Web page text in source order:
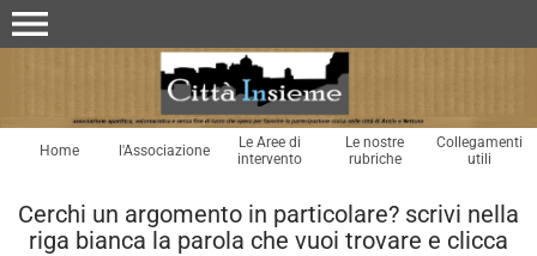
menu
Home l'Associazione
Le Aree di
intervento
Le nostre
rubriche
Collegamenti
utili
Cerchi un argomento in particolare? scrivi nella
riga bianca la parola che vuoi trovare e clicca